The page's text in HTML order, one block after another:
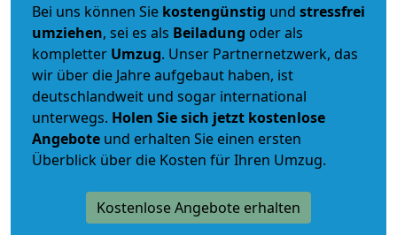
Bei uns können Sie kostengünstig und stressfrei
umziehen, sei es als Beiladung oder als
kompletter Umzug. Unser Partnernetzwerk, das
wir über die Jahre aufgebaut haben, ist
deutschlandweit und sogar international
unterwegs. Holen Sie sich jetzt kostenlose
Angebote und erhalten Sie einen ersten
Überblick über die Kosten für Ihren Umzug.
Kostenlose Angebote erhalten